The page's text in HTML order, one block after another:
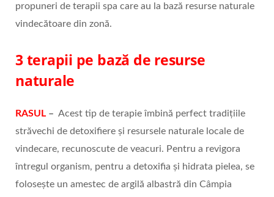
propuneri de terapii spa care au la bază resurse naturale
vindecătoare din zonă.
3 terapii pe bază de resurse
naturale
RASUL – Acest tip de terapie îmbină perfect tradițiile
străvechi de detoxifiere și resursele naturale locale de
vindecare, recunoscute de veacuri. Pentru a revigora
întregul organism, pentru a detoxifia și hidrata pielea, se
folosește un amestec de argilă albastră din Câmpia